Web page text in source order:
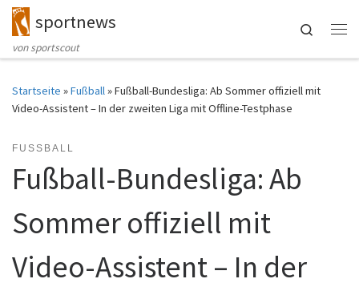
Zum Inhalt springen
sportnews
von sportscout
Search
Startseite »Fußball»Fußball-Bundesliga: Ab Sommer offiziell mit
Video-Assistent – In der zweiten Liga mit Offline-Testphase
FUSSBALL
Fußball-Bundesliga: Ab
Sommer offiziell mit
Video-Assistent – In der